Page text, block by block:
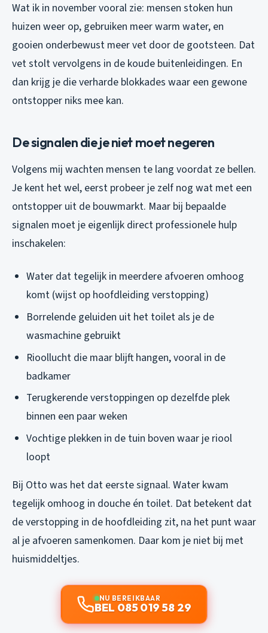
Wat ik in november vooral zie: mensen stoken hun
huizen weer op, gebruiken meer warm water, en
gooien onderbewust meer vet door de gootsteen. Dat
vet stolt vervolgens in de koude buitenleidingen. En
dan krijg je die verharde blokkades waar een gewone
ontstopper niks mee kan.
De signalen die je niet moet negeren
Volgens mij wachten mensen te lang voordat ze bellen.
Je kent het wel, eerst probeer je zelf nog wat met een
ontstopper uit de bouwmarkt. Maar bij bepaalde
signalen moet je eigenlijk direct professionele hulp
inschakelen:
Water dat tegelijk in meerdere afvoeren omhoog
komt (wijst op hoofdleiding verstopping)
Borrelende geluiden uit het toilet als je de
wasmachine gebruikt
Rioollucht die maar blijft hangen, vooral in de
badkamer
Terugkerende verstoppingen op dezelfde plek
binnen een paar weken
Vochtige plekken in de tuin boven waar je riool
loopt
Bij Otto was het dat eerste signaal. Water kwam
tegelijk omhoog in douche én toilet. Dat betekent dat
de verstopping in de hoofdleiding zit, na het punt waar
al je afvoeren samenkomen. Daar kom je niet bij met
huismiddeltjes.
NU BEREIKBAAR
BEL 085 019 58 29